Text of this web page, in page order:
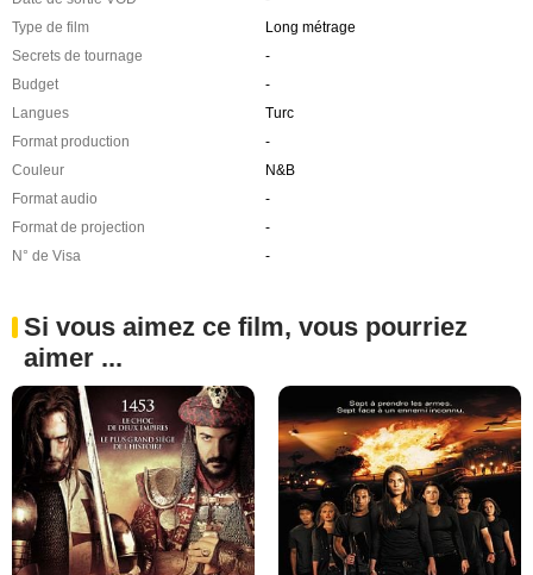
Type de film
Long métrage
Secrets de tournage
-
Budget
-
Langues
Turc
Format production
-
Couleur
N&B
Format audio
-
Format de projection
-
N° de Visa
-
Si vous aimez ce film, vous pourriez
aimer ...